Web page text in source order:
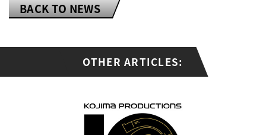
BACK TO NEWS
OTHERARTICLES: